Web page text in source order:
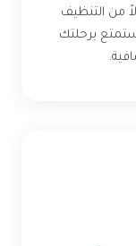
من التنظيف
برحلتك